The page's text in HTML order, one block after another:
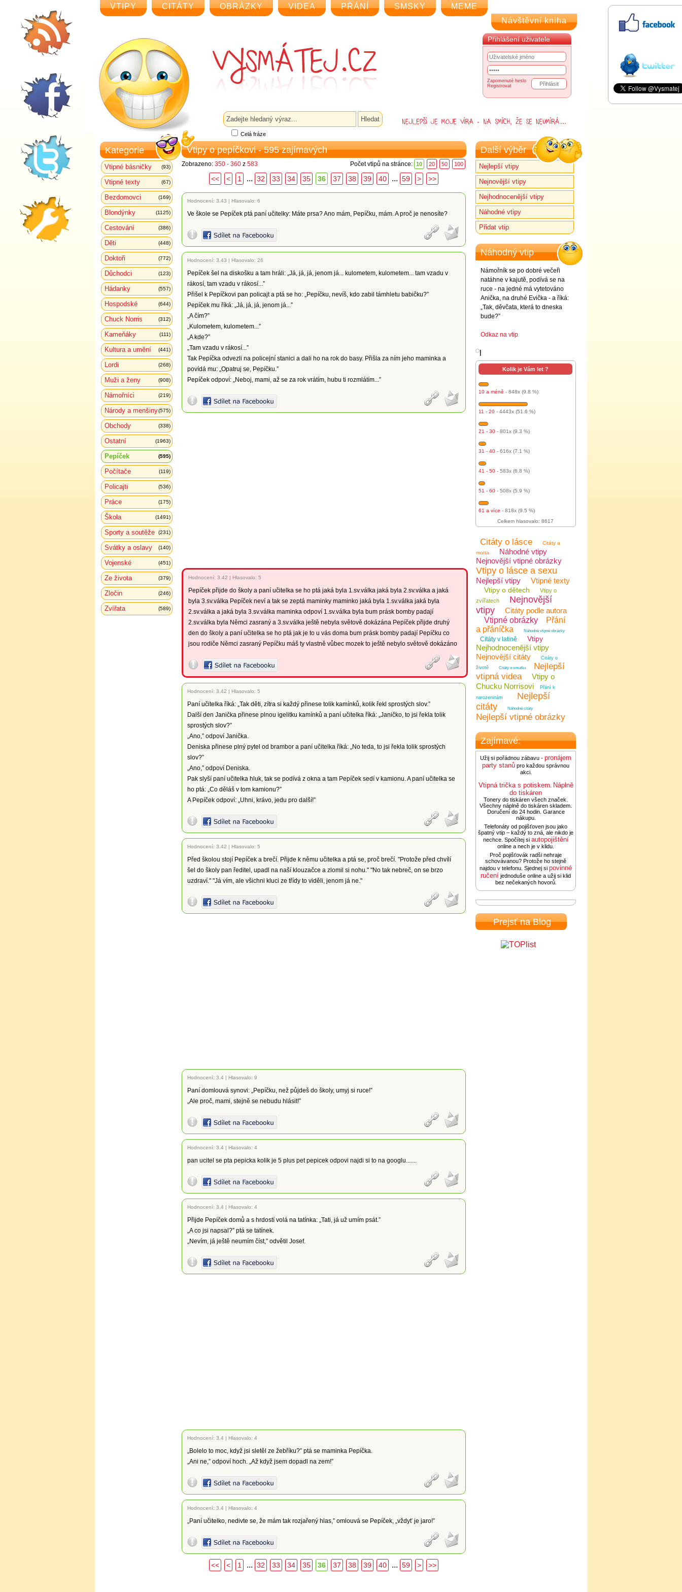
VTIPY CITÁTY OBRÁZKY VIDEA PŘÁNÍ SMSKY
MEME
Návštěvní kniha
Přihlášení uživatele
Zapomenuté heslo
Registrovat
Celá fráze
Kategorie
Vtipné básničky (93)
Vtipné texty (67)
Bezdomovci (169)
Blondýnky (1125)
Cestování (386)
Děti (448)
Doktoři (772)
Důchodci (123)
Hádanky (557)
Hospodské (644)
Chuck Norris (312)
Kameňáky (111)
Kultura a umění (441)
Lordi (268)
Muži a ženy (908)
Námořníci (219)
Národy a menšiny(575)
Obchody (338)
Ostatní (1963)
Pepíček (595)
Počítače (119)
Policajti (536)
Práce (175)
Škola (1491)
Sporty a soutěže (231)
Svátky a oslavy (140)
Vojenské (451)
Ze života (379)
Zločin (246)
Zvířata (589)
Vtipy o pepíčkovi - 595 zajímavých
Zobrazeno: 350 - 360 z 583 Počet vtipů na stránce: 10 20 50 100
<< < 1 ... 32 33 34 35 36 37 38 39 40 ... 59 > >>
Hodnocení: 3.43 | Hlasovalo: 6
Ve škole se Pepíček ptá paní učitelky: Máte prsa? Ano mám, Pepíčku, mám. A proč je nenosíte?
Hodnocení: 3.43 | Hlasovalo: 26
Pepíček šel na diskošku a tam hráli: „Já, já, já, jenom já... kulometem, kulometem... tam vzadu v
rákosí, tam vzadu v rákosí...”
Přišel k Pepíčkovi pan policajt a ptá se ho: „Pepíčku, nevíš, kdo zabil támhletu babičku?”
Pepíček mu říká: „Já, já, já, jenom já...”
„A čím?”
„Kulometem, kulometem...”
„A kde?”
„Tam vzadu v rákosí...”
Tak Pepíčka odvezli na policejní stanici a dali ho na rok do basy. Přišla za ním jeho maminka a
povídá mu: „Opatruj se, Pepíčku.”
Pepíček odpoví: „Neboj, mami, až se za rok vrátím, hubu ti rozmlátím...”
Hodnocení: 3.42 | Hlasovalo: 5
Pepíček přijde do školy a paní učitelka se ho ptá jaká byla 1.sv.válka jaká byla 2.sv.válka a jaká
byla 3.sv.válka Pepíček neví a tak se zeptá maminky maminko jaká byla 1.sv.válka jaká byla
2.sv.válka a jaká byla 3.sv.válka maminka odpoví 1.sv.válka byla bum prásk bomby padají
2.sv.válka byla Němci zasraný a 3.sv.válka ještě nebyla světově dokázána Pepíček přijde druhý
den do školy a paní učitelka se ho ptá jak je to u vás doma bum prásk bomby padají Pepíčku co
jsou rodiče Němci zasraný Pepíčku máš ty vlastně vůbec mozek to ještě nebylo světově dokázáno
Hodnocení: 3.42 | Hlasovalo: 5
Paní učitelka říká: „Tak děti, zítra si každý přinese tolik kamínků, kolik řekl sprostých slov.”
Další den Janička přinese plnou igelitku kamínků a paní učitelka říká: „Janičko, to jsi řekla tolik
sprostých slov?”
„Ano,” odpoví Janička.
Deniska přinese plný pytel od brambor a paní učitelka říká: „No teda, to jsi řekla tolik sprostých
slov?”
„Ano,” odpoví Deniska.
Pak slyší paní učitelka hluk, tak se podívá z okna a tam Pepíček sedí v kamionu. A paní učitelka se
ho ptá: „Co děláš v tom kamionu?”
A Pepíček odpoví: „Uhni, krávo, jedu pro další!”
Hodnocení: 3.42 | Hlasovalo: 5
Před školou stojí Pepíček a brečí. Přijde k němu učitelka a ptá se, proč brečí. "Protože před chvílí
šel do školy pan ředitel, upadl na naší klouzačce a zlomil si nohu." "No tak nebreč, on se brzo
uzdraví." "Já vím, ale všichni kluci ze třídy to viděli, jenom já ne."
Hodnocení: 3.4 | Hlasovalo: 9
Paní domlouvá synovi: „Pepíčku, než půjdeš do školy, umyj si ruce!”
„Ale proč, mami, stejně se nebudu hlásit!”
Hodnocení: 3.4 | Hlasovalo: 4
pan ucitel se pta pepicka kolik je 5 plus pet pepicek odpovi najdi si to na googlu.......
Hodnocení: 3.4 | Hlasovalo: 4
Přijde Pepíček domů a s hrdostí volá na tatínka: „Tati, já už umím psát.”
„A co jsi napsal?” ptá se tatínek.
„Nevím, já ještě neumím číst,” odvětil Josef.
Hodnocení: 3.4 | Hlasovalo: 4
„Bolelo to moc, když jsi sletěl ze žebříku?” ptá se maminka Pepíčka.
„Ani ne,” odpoví hoch. „Až když jsem dopadl na zem!”
Hodnocení: 3.4 | Hlasovalo: 4
„Paní učitelko, nedivte se, že mám tak rozjařený hlas,” omlouvá se Pepíček, „vždyť je jaro!”
<< < 1 ... 32 33 34 35 36 37 38 39 40 ... 59 > >>
Další výběr
Nejlepší vtipy
Nejnovější vtipy
Nejhodnocenější vtipy
Náhodné vtipy
Přidat vtip
Náhodný vtip
Námořník se po dobré večeři
natáhne v kajutě, podívá se na
ruce - na jedné má vytetováno
Anička, na druhé Evička - a říká:
„Tak, děvčata, která to dneska
bude?”
Odkaz na vtip
Kolik je Vám let ?
10 a méně - 848x (9.8 %)
11 - 20 - 4443x (51.6 %)
21 - 30 - 801x (9.3 %)
31 - 40 - 616x (7.1 %)
41 - 50 - 583x (6.8 %)
51 - 60 - 508x (5.9 %)
61 a více - 818x (9.5 %)
Celkem hlasovalo: 8617
Citáty o lásce
Citáty a
motta
Náhodné vtipy
Nejnovější vtipné obrázky
Vtipy o lásce a sexu
Nejlepší vtipy Vtipné texty
Vtipy o dětech
Vtipy o
zvířatech
Nejnovější
vtipy
Citáty podle autora
Vtipné obrázky
Přání
a přáníčka
Náhodné vtipné obrázky
Citáty v latině Vtipy
Nejhodnocenější vtipy
Nejnovější citáty
Citáty o
životě
Citáty o smutku
Nejlepší
vtipná videa
Vtipy o
Chucku Norrisovi
Přání k
narozeninám
Nejlepší
citáty
Náhodné citáty
Nejlepší vtipné obrázky
Zajímavé:
Užij si pořádnou zábavu - pronájem
party stanů pro každou správnou
akci.
Vtipná trička s potiskem Náplně
do tiskáren
Tonery do tiskáren všech značek.
Všechny náplně do tiskáren skladem.
Doručení do 24 hodin. Garance
nákupu.
Telefonáty od pojišťoven jsou jako
špatný vtip – každý to zná, ale nikdo je
nechce. Spočítej si autopojištění
online a nech je v klidu.
Proč pojišťovák radši nehraje
schovávanou? Protože ho stejně
najdou v telefonu. Sjednej si povinné
ručení jednoduše online a užij si klid
bez nečekaných hovorů.
Prejsť na Blog